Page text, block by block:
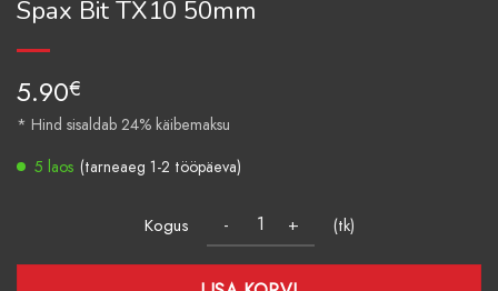
Spax Bit TX10 50mm
5.90€
* Hind sisaldab 24% käibemaksu
5 laos (tarneaeg 1-2 tööpäeva)
Kogus (tk)